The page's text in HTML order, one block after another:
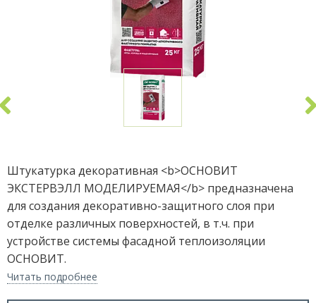
Штукатурка декоративная <b>ОСНОВИТ
ЭКСТЕРВЭЛЛ МОДЕЛИРУЕМАЯ</b> предназначена
для создания декоративно-защитного слоя при
отделке различных поверхностей, в т.ч. при
устройстве системы фасадной теплоизоляции
ОСНОВИТ.
Читать подробнее